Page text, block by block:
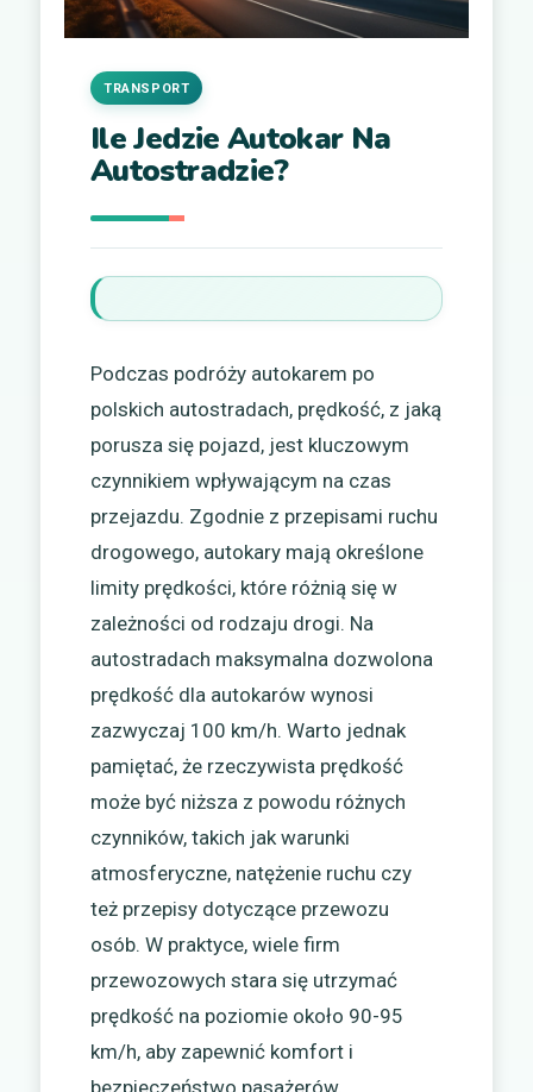
Ile Jedzie Autokar Na
Autostradzie?
TRANSPORT
Podczas podróży autokarem po
polskich autostradach, prędkość, z jaką
porusza się pojazd, jest kluczowym
czynnikiem wpływającym na czas
przejazdu. Zgodnie z przepisami ruchu
drogowego, autokary mają określone
limity prędkości, które różnią się w
zależności od rodzaju drogi. Na
autostradach maksymalna dozwolona
prędkość dla autokarów wynosi
zazwyczaj 100 km/h. Warto jednak
pamiętać, że rzeczywista prędkość
może być niższa z powodu różnych
czynników, takich jak warunki
atmosferyczne, natężenie ruchu czy
też przepisy dotyczące przewozu
osób. W praktyce, wiele firm
przewozowych stara się utrzymać
prędkość na poziomie około 90-95
km/h, aby zapewnić komfort i
bezpieczeństwo pasażerów.